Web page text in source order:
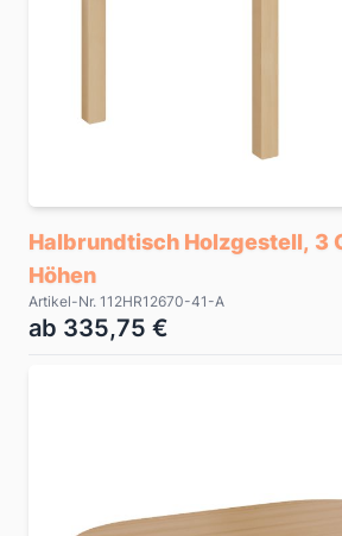
Halbrundtisch Holzgestell, 3
Höhen
Artikel-Nr. 112HR12670-41-A
ab 335,75 €